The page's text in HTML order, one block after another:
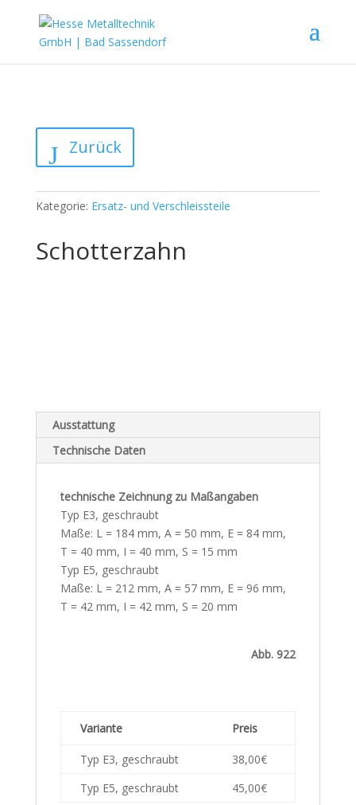
Zurück
Kategorie: Ersatz- und Verschleissteile
Schotterzahn
Ausstattung
Technische Daten
technische Zeichnung zu Maßangaben
Typ E3, geschraubt
Maße: L = 184 mm, A = 50 mm, E = 84 mm,
T = 40 mm, I = 40 mm, S = 15 mm
Typ E5, geschraubt
Maße: L = 212 mm, A = 57 mm, E = 96 mm,
T = 42 mm, I = 42 mm, S = 20 mm
Abb. 922
Variante Preis
Typ E3, geschraubt
38,00€
Typ E5, geschraubt
45,00€